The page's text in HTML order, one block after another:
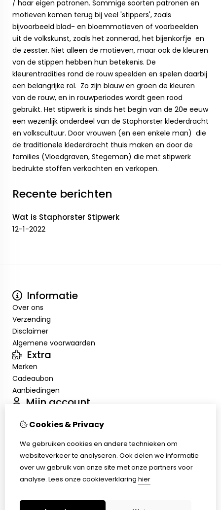
/ haar eigen patronen. Sommige soorten patronen en
motieven komen terug bij veel 'stippers', zoals
bijvoorbeeld blad- en bloemmotieven of voorbeelden
uit de volkskunst, zoals het zonnerad, het bijenkorfje en
de zesster. Niet alleen de motieven, maar ook de kleuren
van de stippen hebben hun betekenis. De
kleurentradities rond de rouw speelden en spelen daarbij
een belangrijke rol. Zo zijn blauw en groen de kleuren
van de rouw, en in rouwperiodes wordt geen rood
gebruikt. Het stipwerk is sinds het begin van de 20e eeuw
een wezenlijk onderdeel van de Staphorster klederdracht
en volkscultuur. Door vrouwen (en een enkele man) die
de traditionele klederdracht thuis maken en door de
families (Vloedgraven, Stegeman) die met stipwerk
bedrukte stoffen verkochten en verkopen.
Recente berichten
Wat is Staphorster Stipwerk
12-1-2022
Informatie
Over ons
Verzending
Disclaimer
Algemene voorwaarden
Extra
Merken
Cadeaubon
Aanbiedingen
Mijn account
Bestelhistorie
Nieuwsbrief
Klantenservice
Retourneren
Cookies & Privacy
We gebruiken cookies en andere technieken om
websiteverkeer te analyseren. Ook delen we informatie
over uw gebruik van onze site met onze partners voor
analyse. Lees onze cookieverklaring hier